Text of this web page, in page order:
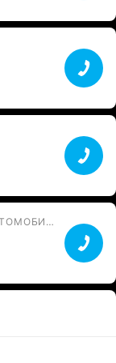
АВТОСЕРВИС ПО РЕМОНТУ ЛЕГКОВЫХ АВТОМОБИЛЕЙ